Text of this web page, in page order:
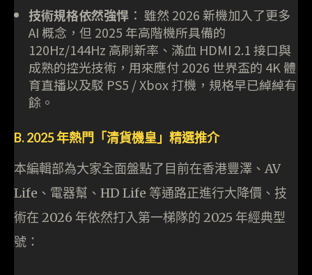
技術規格依然強悍 ： 雖然 2026 新機加入了更多
AI 概念，但 2025 年高階機所具備的
120Hz/144Hz 高刷新率、滿血 HDMI 2.1 接口與
成熟的控光技術，用來應付 2026 世界盃的 4K 體
育直播以及駁 PS5 / Xbox 打機，規格早已綽綽有
餘。
B. 2025 年熱門「清貨機皇」精選推介
本編輯部為大家全面盤點了目前在香港豐澤、AV
Life、電器幫、HD Life 等通路正進行大降價、技
術在 2026 年依然打入第一梯隊的 2025 年經典型
號：